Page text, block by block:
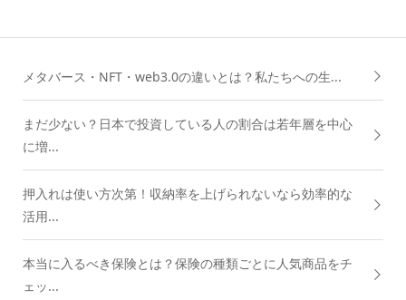
メタバース・NFT・web3.0の違いとは？私たちへの生...
まだ少ない？日本で投資している人の割合は若年層を中心
に増...
押入れは使い方次第！収納率を上げられないなら効率的な
活用...
本当に入るべき保険とは？保険の種類ごとに人気商品をチ
ェッ...